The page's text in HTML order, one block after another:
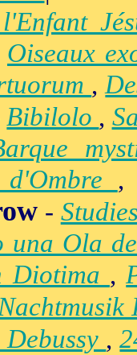
Oiseaux
,
Bibilolo ,
d'Ombre
-
una Ola
Diotima ,
,